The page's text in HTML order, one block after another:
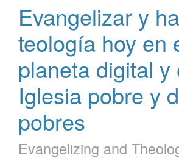
Evangelizar y
teología hoy en
planeta digital y
Iglesia pobre y
pobres
Evangelizing and